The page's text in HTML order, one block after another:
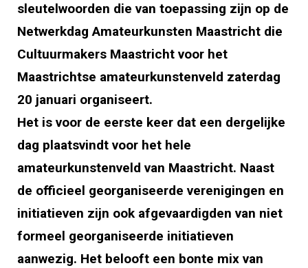
sleutelwoorden die van toepassing zijn op de
Netwerkdag Amateurkunsten Maastricht die
Cultuurmakers Maastricht voor het
Maastrichtse amateurkunstenveld zaterdag
20 januari organiseert.
Het is voor de eerste keer dat een dergelijke
dag plaatsvindt voor het hele
amateurkunstenveld van Maastricht. Naast
de officieel georganiseerde verenigingen en
initiatieven zijn ook afgevaardigden van niet
formeel georganiseerde initiatieven
aanwezig. Het belooft een bonte mix van